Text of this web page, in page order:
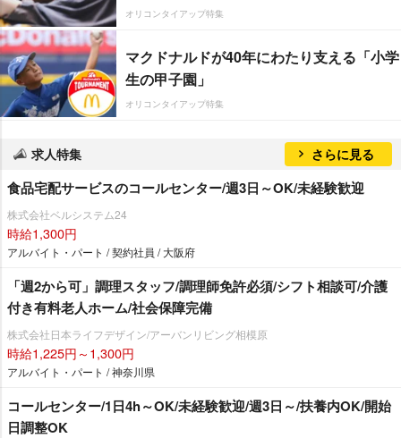
オリコンタイアップ特集
マクドナルドが40年にわたり支える「小学
生の甲子園」
オリコンタイアップ特集
求人特集 さらに見る
食品宅配サービスのコールセンター/週3日～OK/未経験歓迎
株式会社ベルシステム24
時給1,300円
アルバイト・パート / 契約社員 / 大阪府
「週2から可」調理スタッフ/調理師免許必須/シフト相談可/介護
付き有料老人ホーム/社会保障完備
株式会社日本ライフデザイン/アーバンリビング相模原
時給1,225円～1,300円
アルバイト・パート / 神奈川県
コールセンター/1日4h～OK/未経験歓迎/週3日～/扶養内OK/開始
日調整OK